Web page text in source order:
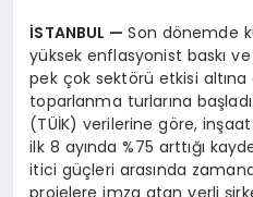
İSTANBUL —Son dönemde
yüksek enflasyonist baskı
pek çok sektörü etkisi altına
toparlanma turlarına
(TÜİK) verilerine göre,
ilk 8 ayında %75 arttığı
itici güçleri arasında